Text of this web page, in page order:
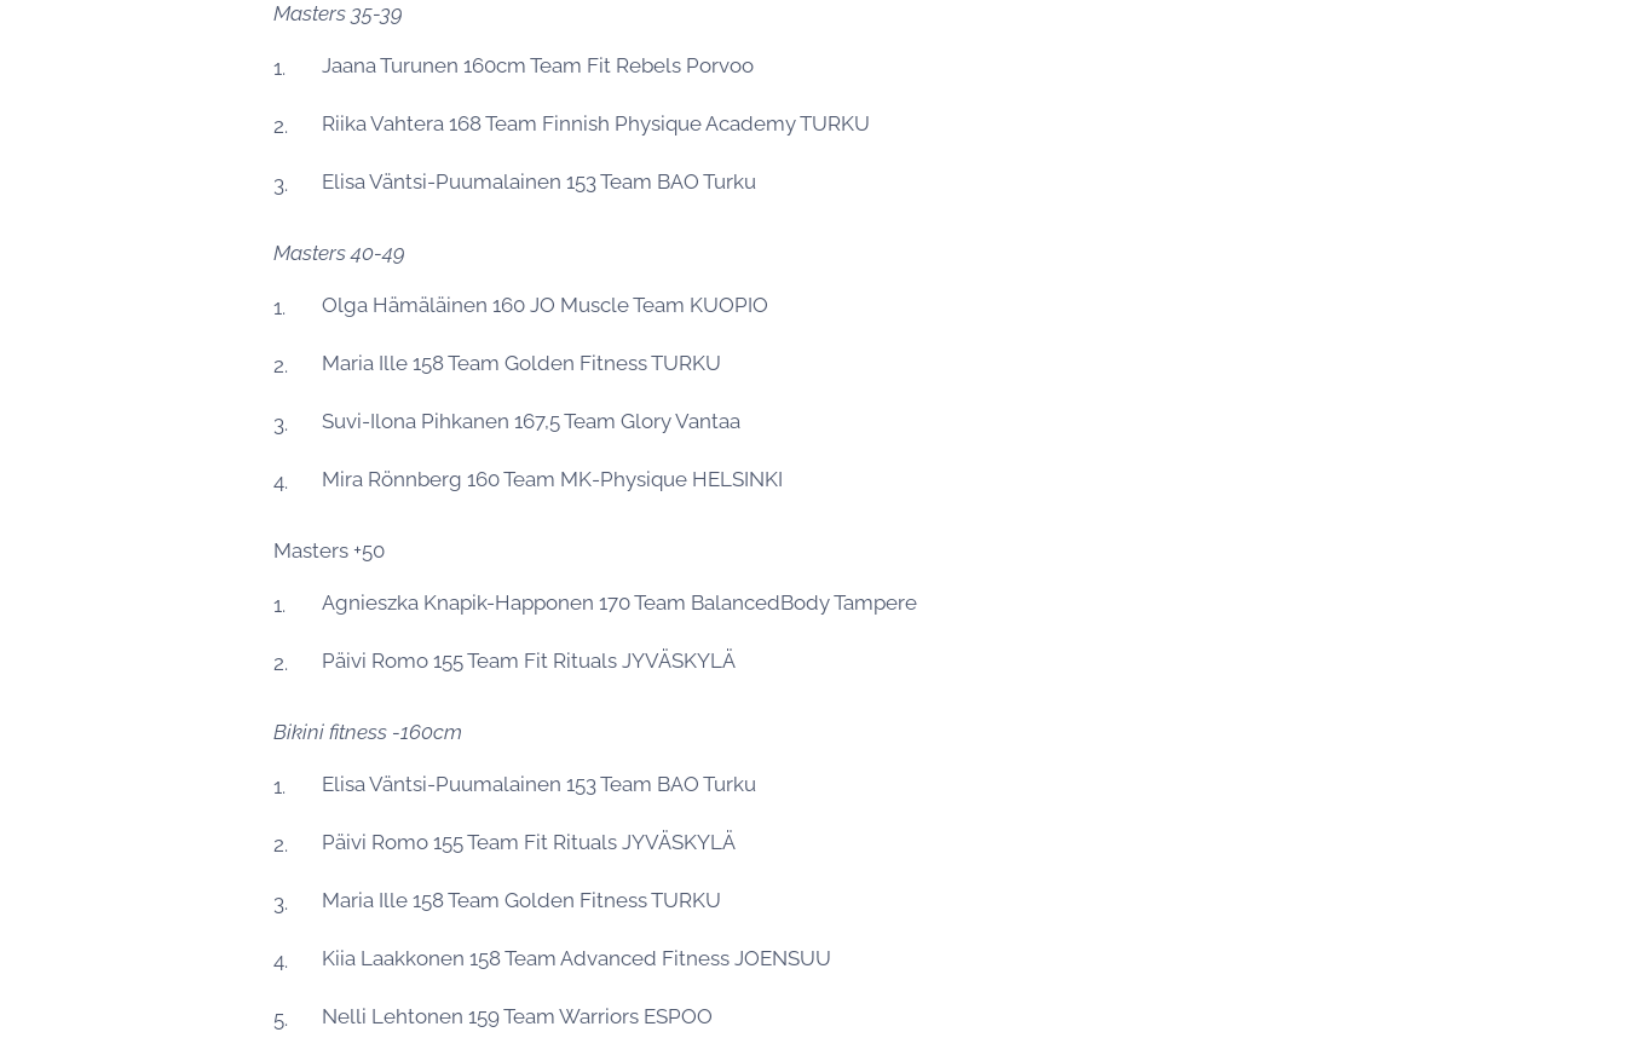
Masters 35-39
Jaana Turunen 160cm Team Fit Rebels Porvoo
Riika Vahtera 168 Team Finnish Physique Academy TURKU
Elisa Väntsi-Puumalainen 153 Team BAO Turku
Masters 40-49
Olga Hämäläinen 160 JO Muscle Team KUOPIO
Maria Ille 158 Team Golden Fitness TURKU
Suvi-Ilona Pihkanen 167,5 Team Glory Vantaa
Mira Rönnberg 160 Team MK-Physique HELSINKI
Masters +50
Agnieszka Knapik-Happonen 170 Team BalancedBody Tampere
Päivi Romo 155 Team Fit Rituals JYVÄSKYLÄ
Bikini fitness -160cm
Elisa Väntsi-Puumalainen 153 Team BAO Turku
Päivi Romo 155 Team Fit Rituals JYVÄSKYLÄ
Maria Ille 158 Team Golden Fitness TURKU
Kiia Laakkonen 158 Team Advanced Fitness JOENSUU
Nelli Lehtonen 159 Team Warriors ESPOO